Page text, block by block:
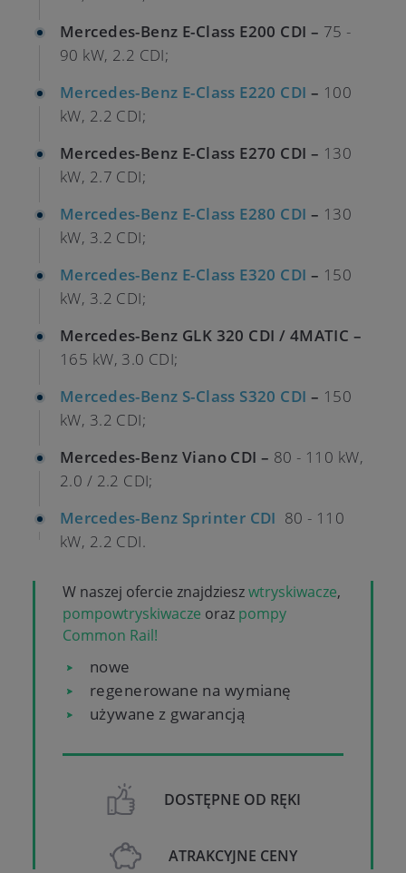
Mercedes-Benz E-Class E200 CDI – 75 -
90 kW, 2.2 CDI;
Mercedes-Benz E-Class E220 CDI – 100
kW, 2.2 CDI;
Mercedes-Benz E-Class E270 CDI – 130
kW, 2.7 CDI;
Mercedes-Benz E-Class E280 CDI – 130
kW, 3.2 CDI;
Mercedes-Benz E-Class E320 CDI – 150
kW, 3.2 CDI;
Mercedes-Benz GLK 320 CDI / 4MATIC –
165 kW, 3.0 CDI;
Mercedes-Benz S-Class S320 CDI – 150
kW, 3.2 CDI;
Mercedes-Benz Viano CDI – 80 - 110 kW,
2.0 / 2.2 CDI;
Mercedes-Benz Sprinter CDI 80 - 110
kW, 2.2 CDI.
W naszej ofercie znajdzieszwtryskiwacze,
pompowtryskiwacze oraz pompy
Common Rail!
nowe
regenerowane na wymianę
używane z gwarancją
DOSTĘPNE OD RĘKI
ATRAKCYJNE CENY